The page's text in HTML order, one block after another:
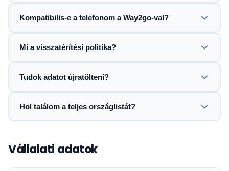
Kompatibilis-e a telefonom a Way2go-val?
Mi a visszatérítési politika?
Tudok adatot újratölteni?
Hol találom a teljes országlistát?
Vállalati adatok